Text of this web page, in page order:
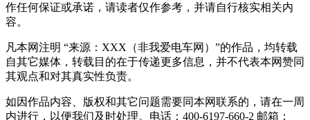
作任何保证或承诺，请读者仅作参考，并请自行核实相关内
容。
凡本网注明 “来源：XXX（非我爱电车网）”的作品，均转载
自其它媒体，转载目的在于传递更多信息，并不代表本网赞同
其观点和对其真实性负责。
如因作品内容、版权和其它问题需要同本网联系的，请在一周
内进行，以便我们及时处理。电话：400-6197-660-2 邮箱：